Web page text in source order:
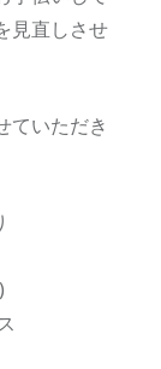
見直しさせ
ていただき